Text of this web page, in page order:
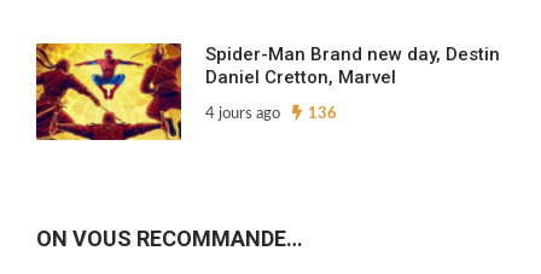
Spider-Man Brand new day, Destin
Daniel Cretton, Marvel
4 jours ago 136
ON VOUS RECOMMANDE…